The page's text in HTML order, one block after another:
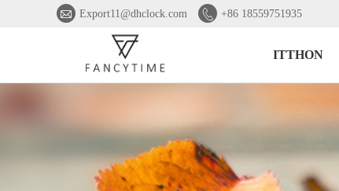
 Export11@dhclock.com  +86 18559751935
ITTHON